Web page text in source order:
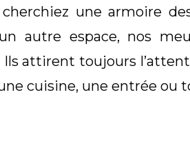
une armoire
autre espace, nos
Ils attirent toujours
cuisine, une entrée ou